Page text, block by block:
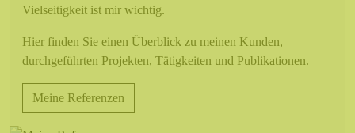
Meine Referenzen
Vielseitigkeit ist mir wichtig.
Hier finden Sie einen Überblick zu meinen Kunden,
durchgeführten Projekten, Tätigkeiten und Publikationen.
Meine Referenzen